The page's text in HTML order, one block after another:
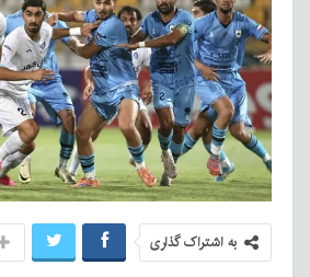
به اشتراک گذاری